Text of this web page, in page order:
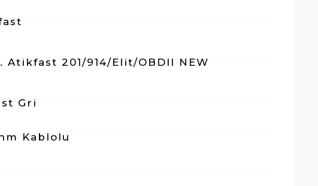
201/914/Elit/OBDII NEW
Gri
Kablolu